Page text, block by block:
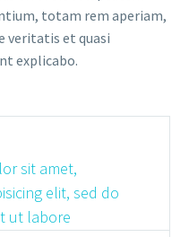
totam rem aperiam,
veritatis et quasi
explicabo.
sit amet,
elit, sed do
ut labore